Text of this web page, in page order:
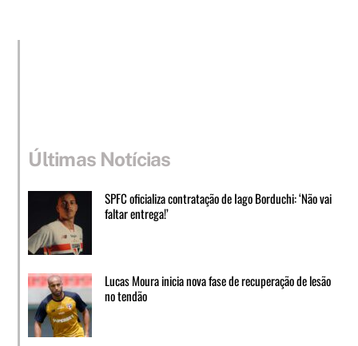
Últimas Notícias
SPFC oficializa contratação de Iago Borduchi: ‘Não vai
faltar entrega!’
Lucas Moura inicia nova fase de recuperação de lesão
no tendão